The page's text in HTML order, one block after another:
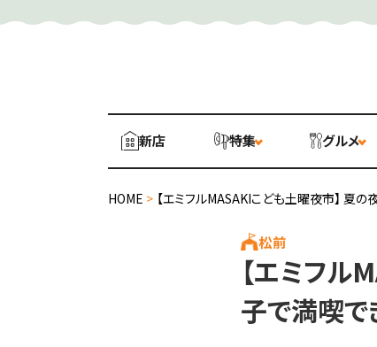
新店 特集 グルメ
HOME > 【エミフルMASAKIこども土曜夜市】 夏の
松前
【エミフル
子で満喫で